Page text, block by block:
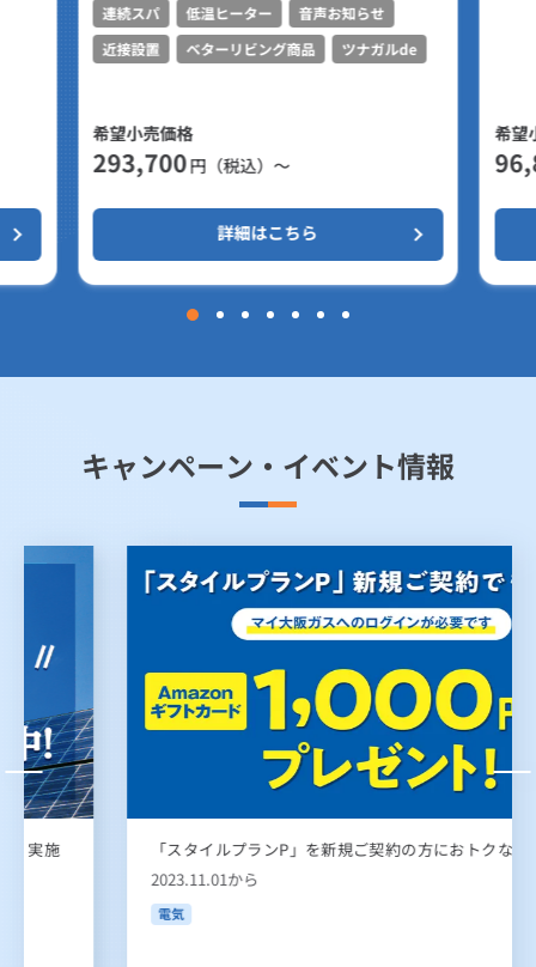
連続スパ
低温ヒーター
音声お知らせ
近接設置
ベターリビング商品 ツナガルde
希望小売価格
293,700円（税込）～
詳細はこちら
希望
キャンペーン・イベント情報
「スタイルプランP」を新規ご契約の方におトクな特典！
2023.11.01から